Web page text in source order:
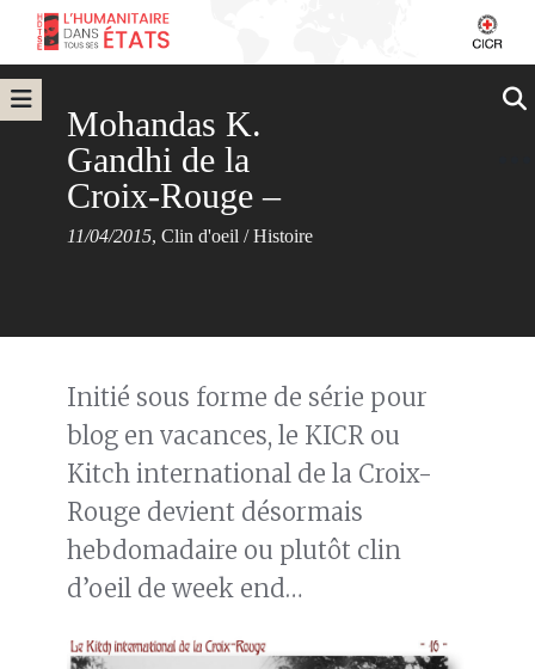
Mohandas K.
Gandhi de la
Croix-Rouge –
11/04/2015, Clin d'oeil /Histoire
Initié sous forme de série pour
blog en vacances, le KICR ou
Kitch international de la Croix-
Rouge devient désormais
hebdomadaire ou plutôt clin
d’oeil de week end…